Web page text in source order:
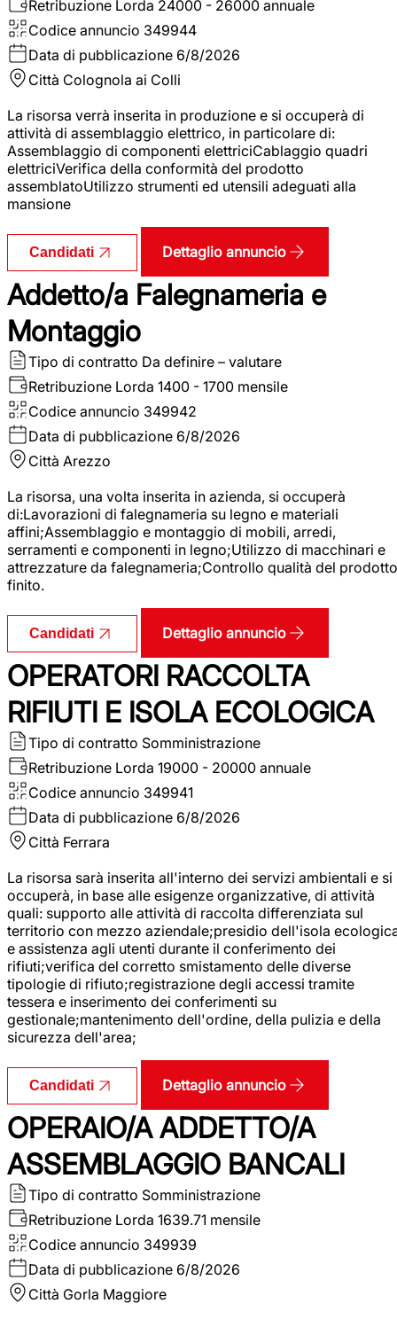
Retribuzione Lorda 24000 - 26000 annuale
Codice annuncio 349944
Data di pubblicazione 6/8/2026
Città Colognola ai Colli
La risorsa verrà inserita in produzione e si occuperà di
attività di assemblaggio elettrico, in particolare di:
Assemblaggio di componenti elettriciCablaggio quadri
elettriciVerifica della conformità del prodotto
assemblatoUtilizzo strumenti ed utensili adeguati alla
mansione
Candidati Dettaglio annuncio
Addetto/a Falegnameria e
Montaggio
Tipo di contratto Da definire – valutare
Retribuzione Lorda 1400 - 1700 mensile
Codice annuncio 349942
Data di pubblicazione 6/8/2026
Città Arezzo
La risorsa, una volta inserita in azienda, si occuperà
di:Lavorazioni di falegnameria su legno e materiali
affini;Assemblaggio e montaggio di mobili, arredi,
serramenti e componenti in legno;Utilizzo di macchinari e
attrezzature da falegnameria;Controllo qualità del prodotto
finito.
Candidati Dettaglio annuncio
OPERATORI RACCOLTA
RIFIUTI E ISOLA ECOLOGICA
Tipo di contratto Somministrazione
Retribuzione Lorda 19000 - 20000 annuale
Codice annuncio 349941
Data di pubblicazione 6/8/2026
Città Ferrara
La risorsa sarà inserita all'interno dei servizi ambientali e si
occuperà, in base alle esigenze organizzative, di attività
quali: supporto alle attività di raccolta differenziata sul
territorio con mezzo aziendale;presidio dell'isola
e assistenza agli utenti durante il conferimento dei
rifiuti;verifica del corretto smistamento delle diverse
tipologie di rifiuto;registrazione degli accessi tramite
tessera e inserimento dei conferimenti su
gestionale;mantenimento dell'ordine, della pulizia e della
sicurezza dell'area;
Candidati Dettaglio annuncio
OPERAIO/A ADDETTO/A
ASSEMBLAGGIO BANCALI
Tipo di contratto Somministrazione
Retribuzione Lorda 1639.71 mensile
Codice annuncio 349939
Data di pubblicazione 6/8/2026
Città Gorla Maggiore